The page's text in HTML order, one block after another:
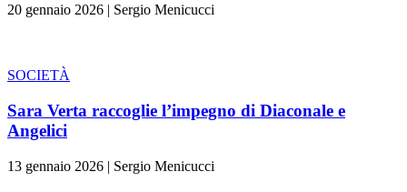
20 gennaio 2026 | Sergio Menicucci
SOCIETÀ
Sara Verta raccoglie l’impegno di Diaconale e
Angelici
13 gennaio 2026 | Sergio Menicucci